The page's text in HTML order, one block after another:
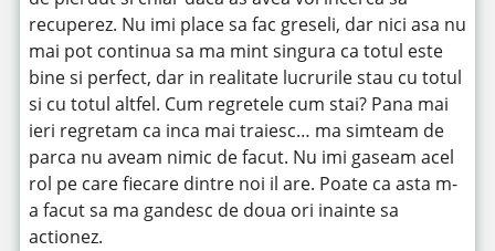
recuperez. Nu imi place sa fac greseli, dar nici asa nu
mai pot continua sa ma mint singura ca totul este
bine si perfect, dar in realitate lucrurile stau cu totul
si cu totul altfel. Cum regretele cum stai? Pana mai
ieri regretam ca inca mai traiesc… ma simteam de
parca nu aveam nimic de facut. Nu imi gaseam acel
rol pe care fiecare dintre noi il are. Poate ca asta m-
a facut sa ma gandesc de doua ori inainte sa
actionez.